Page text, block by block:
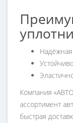
Компания
ассортимент
быстрая